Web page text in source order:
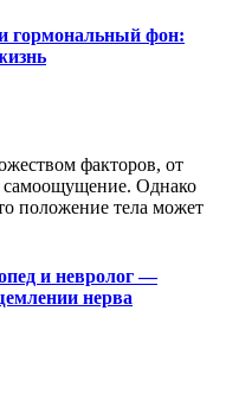
гормональный фон:
факторов, от
самоощущение. Однако
положение тела может
и невролог —
нерва